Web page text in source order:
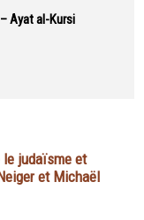
Ayat al-Kursi
le judaïsme et
et Michaël